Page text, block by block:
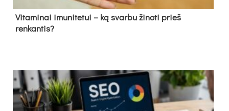
Vitaminai imunitetui – ką svarbu žinoti prieš
renkantis?